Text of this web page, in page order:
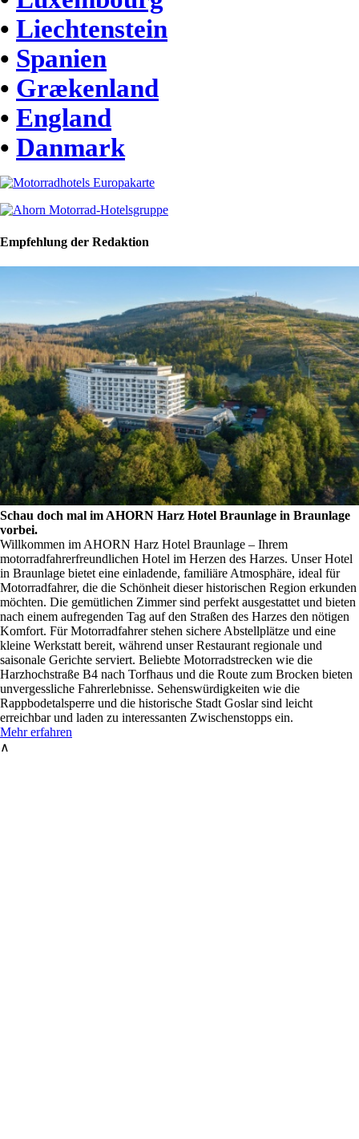
• Liechtenstein
• Spanien
• Grækenland
• England
• Danmark
Empfehlung der Redaktion
Schau doch mal im AHORN Harz Hotel Braunlage in Braunlage
vorbei.
Willkommen im AHORN Harz Hotel Braunlage – Ihrem
motorradfahrerfreundlichen Hotel im Herzen des Harzes. Unser Hotel
in Braunlage bietet eine einladende, familiäre Atmosphäre, ideal für
Motorradfahrer, die die Schönheit dieser historischen Region erkunden
möchten. Die gemütlichen Zimmer sind perfekt ausgestattet und bieten
nach einem aufregenden Tag auf den Straßen des Harzes den nötigen
Komfort. Für Motorradfahrer stehen sichere Abstellplätze und eine
kleine Werkstatt bereit, während unser Restaurant regionale und
saisonale Gerichte serviert. Beliebte Motorradstrecken wie die
Harzhochstraße B4 nach Torfhaus und die Route zum Brocken bieten
unvergessliche Fahrerlebnisse. Sehenswürdigkeiten wie die
Rappbodetalsperre und die historische Stadt Goslar sind leicht
erreichbar und laden zu interessanten Zwischenstopps ein.
Mehr erfahren
∧